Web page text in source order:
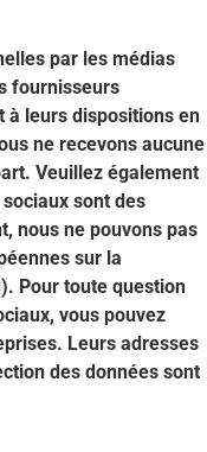
par les médias
fournisseurs
leurs dispositions en
ne recevons aucune
Veuillez également
sont des
nous ne pouvons pas
sur la
Pour toute question
vous pouvez
Leurs adresses
des données sont